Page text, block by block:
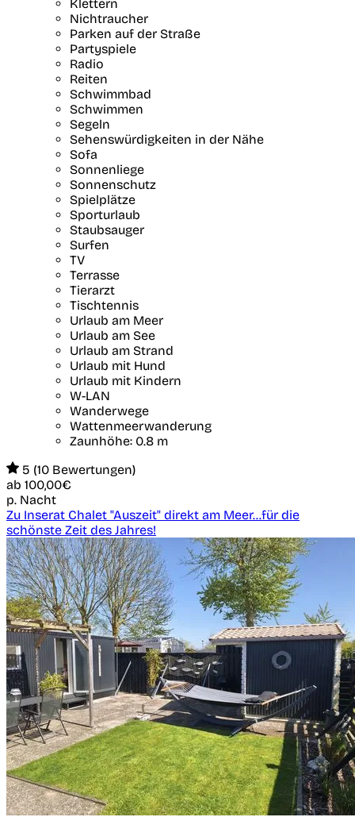
Klettern
Nichtraucher
Parken auf der Straße
Partyspiele
Radio
Reiten
Schwimmbad
Schwimmen
Segeln
Sehenswürdigkeiten in der Nähe
Sofa
Sonnenliege
Sonnenschutz
Spielplätze
Sporturlaub
Staubsauger
Surfen
TV
Terrasse
Tierarzt
Tischtennis
Urlaub am Meer
Urlaub am See
Urlaub am Strand
Urlaub mit Hund
Urlaub mit Kindern
W-LAN
Wanderwege
Wattenmeerwanderung
Zaunhöhe: 0.8 m
5 (10 Bewertungen)
ab 100,00€
p. Nacht
Zu Inserat Chalet "Auszeit" direkt am Meer...für die
schönste Zeit des Jahres!